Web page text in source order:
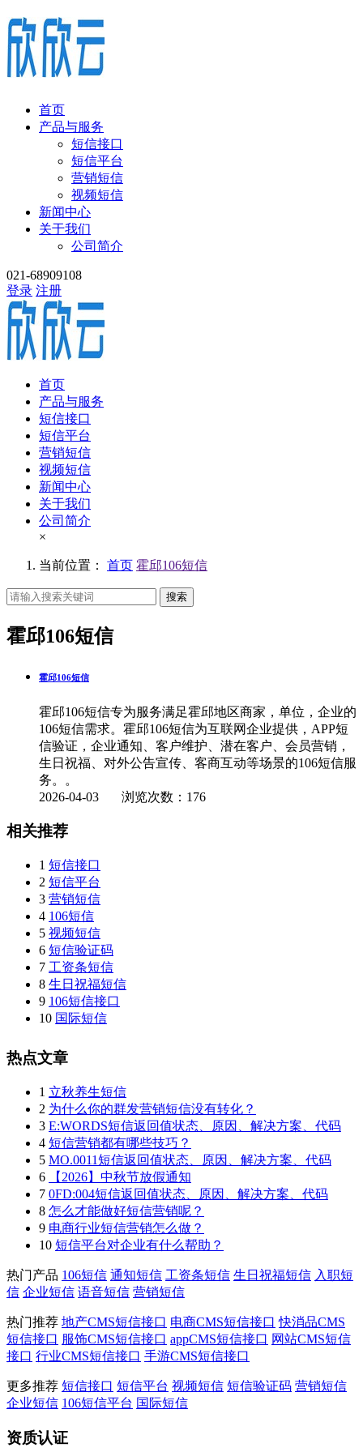
首页
产品与服务
短信接口
短信平台
营销短信
视频短信
新闻中心
关于我们
公司简介
021-68909108
登录 注册
首页
产品与服务
短信接口
短信平台
营销短信
视频短信
新闻中心
关于我们
公司简介
×
当前位置： 首页 霍邱106短信
搜索
霍邱106短信
霍邱106短信
霍邱106短信专为服务满足霍邱地区商家，单位，企业的
106短信需求。霍邱106短信为互联网企业提供，APP短
信验证，企业通知、客户维护、潜在客户、会员营销，
生日祝福、对外公告宣传、客商互动等场景的106短信服
务。。
2026-04-03 浏览次数：176
相关推荐
1 短信接口
2 短信平台
3 营销短信
4 106短信
5 视频短信
6 短信验证码
7 工资条短信
8 生日祝福短信
9 106短信接口
10 国际短信
热点文章
1 立秋养生短信
2 为什么你的群发营销短信没有转化？
3 E:WORDS短信返回值状态、原因、解决方案、代码
4 短信营销都有哪些技巧？
5 MO.0011短信返回值状态、原因、解决方案、代码
6
【2026】中秋节放假通知
7 0FD:004短信返回值状态、原因、解决方案、代码
8 怎么才能做好短信营销呢？
9 电商行业短信营销怎么做？
10 短信平台对企业有什么帮助？
热门产品 106短信 通知短信 工资条短信 生日祝福短信 入职短
信 企业短信 语音短信 营销短信
热门推荐 地产CMS短信接口 电商CMS短信接口 快消品CMS
短信接口 服饰CMS短信接口 appCMS短信接口 网站CMS短信
接口 行业CMS短信接口 手游CMS短信接口
更多推荐 短信接口 短信平台 视频短信 短信验证码 营销短信
企业短信 106短信平台 国际短信
资质认证